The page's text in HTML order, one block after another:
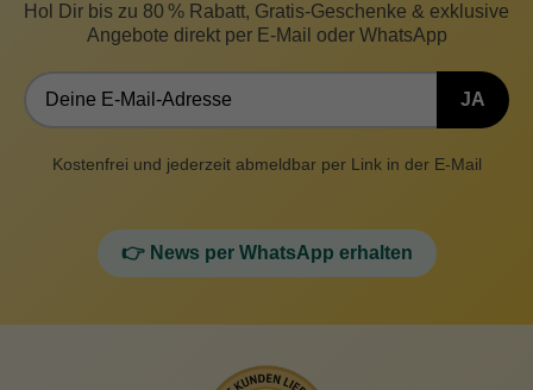
Hol Dir bis zu 80 % Rabatt, Gratis-Geschenke & exklusive
Angebote direkt per E-Mail oder WhatsApp
JA
Kostenfrei und jederzeit abmeldbar per Link in der E-Mail
👉 News per WhatsApp erhalten